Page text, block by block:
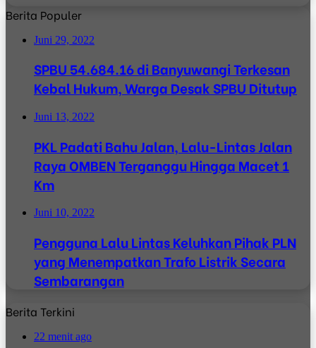
Berita Populer
Juni 29, 2022
SPBU 54.684.16 di Banyuwangi Terkesan
Kebal Hukum, Warga Desak SPBU Ditutup
Juni 13, 2022
PKL Padati Bahu Jalan, Lalu-Lintas Jalan
Raya OMBEN Terganggu Hingga Macet 1
Km
Juni 10, 2022
Pengguna Lalu Lintas Keluhkan Pihak PLN
yang Menempatkan Trafo Listrik Secara
Sembarangan
Berita Terkini
22 menit ago